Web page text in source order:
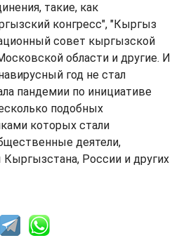
такие, как
конгресс", "Кыргыз
совет кыргызской
области и другие. И
год не стал
пандемии по инициативе
подобных
которых стали
деятели,
России и других